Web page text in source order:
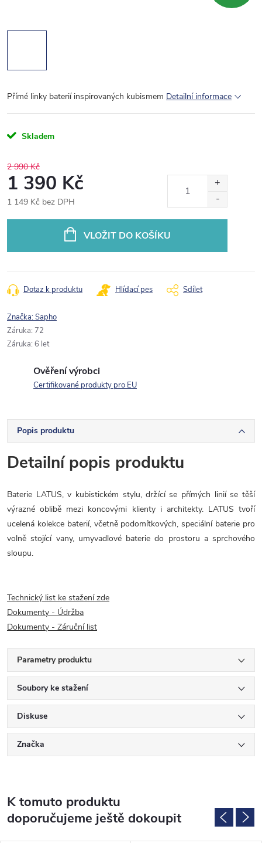
Přímé linky baterií inspirovaných kubismem Detailní informace
Skladem
2 990 Kč
1 390 Kč
1 149 Kč bez DPH
VLOŽIT DO KOŠÍKU
Dotaz k produktu Hlídací pes Sdílet
Značka:Sapho
Záruka: 72
Záruka: 6 let
Ověření výrobci
Certifikované produkty pro EU
Popis produktu
Detailní popis produktu
Baterie LATUS, v kubistickém stylu, držící se přímých linií se těší
výrazné oblibě mezi koncovými klienty i architekty. LATUS tvoří
ucelená kolekce baterií, včetně podomítkových, speciální baterie pro
volně stojící vany, umyvadlové baterie do prostoru a sprchového
sloupu.
Technický list ke stažení zde
Dokumenty - Údržba
Dokumenty - Záruční list
Parametry produktu
Soubory ke stažení
Diskuse
Značka
K tomuto produktu
doporučujeme ještě dokoupit